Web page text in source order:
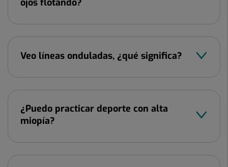
ojos flotando?
Veo líneas onduladas, ¿qué significa?
¿Puedo practicar deporte con alta
miopía?